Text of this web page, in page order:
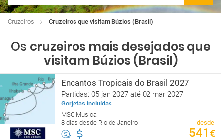
Cruzeiros que visitam Búzios (Brasil)
Cruzeiros
Os cruzeiros mais desejados que
visitam Búzios (Brasil)
Encantos Tropicais do Brasil 2027
Partidas: 05 jan 2027 até 02 mar 2027
Gorjetas incluídas
MSC Musica
8 dias desde Rio de Janeiro
desde
541 €